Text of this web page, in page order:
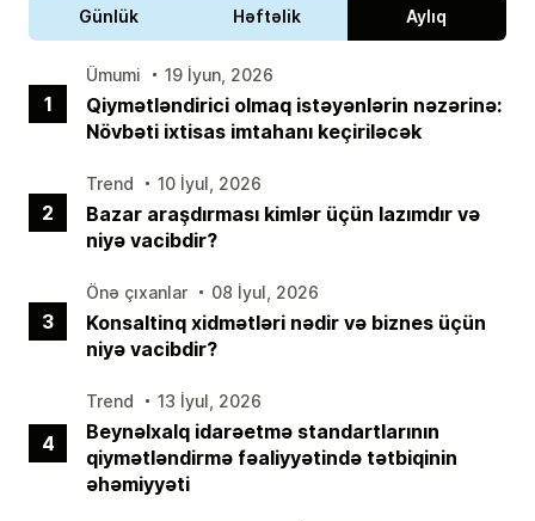
Günlük Həftəlik Aylıq
1
Ümumi 19 İyun, 2026
Qiymətləndirici olmaq istəyənlərin nəzərinə:
Növbəti ixtisas imtahanı keçiriləcək
2
Trend 10 İyul, 2026
Bazar araşdırması kimlər üçün lazımdır və
niyə vacibdir?
3
Önə çıxanlar 08 İyul, 2026
Konsaltinq xidmətləri nədir və biznes üçün
niyə vacibdir?
4
Trend 13 İyul, 2026
Beynəlxalq idarəetmə standartlarının
qiymətləndirmə fəaliyyətində tətbiqinin
əhəmiyyəti